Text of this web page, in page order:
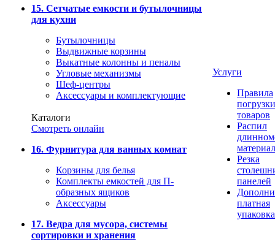
15. Сетчатые емкости и бутылочницы
для кухни
Бутылочницы
Выдвижные корзины
Выкатные колонны и пеналы
Угловые механизмы
Шеф-центры
Аксессуары и комплектующие
Каталоги
Смотреть онлайн
16. Фурнитура для ванных комнат
Корзины для белья
Комплекты емкостей для П-
образных ящиков
Аксессуары
17. Ведра для мусора, системы
сортировки и хранения
Услуги
Правила
погрузки
товаров
Распил
Резка
панелей
платная
упаковка